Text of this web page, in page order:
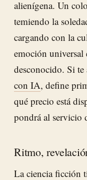
alienígena. Un
temiendo la
cargando con la
emoción universal
desconocido. Si te
con IA, define
qué precio está
pondrá al servicio
Ritmo,
La ciencia ficción